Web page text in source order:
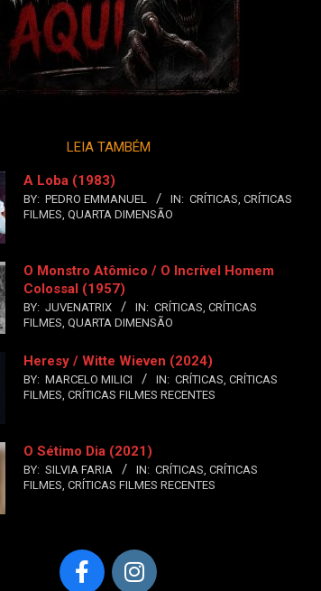
LEIA TAMBÉM
A Loba (1983)
BY: PEDRO EMMANUEL IN: CRÍTICAS, CRÍTICAS
FILMES, QUARTA DIMENSÃO
O Monstro Atômico / O Incrível Homem
Colossal (1957)
BY: JUVENATRIX IN: CRÍTICAS, CRÍTICAS
FILMES, QUARTA DIMENSÃO
Heresy / Witte Wieven (2024)
BY: MARCELO MILICI IN: CRÍTICAS, CRÍTICAS
FILMES, CRÍTICAS FILMES RECENTES
O Sétimo Dia (2021)
BY: SILVIA FARIA IN: CRÍTICAS, CRÍTICAS
FILMES, CRÍTICAS FILMES RECENTES